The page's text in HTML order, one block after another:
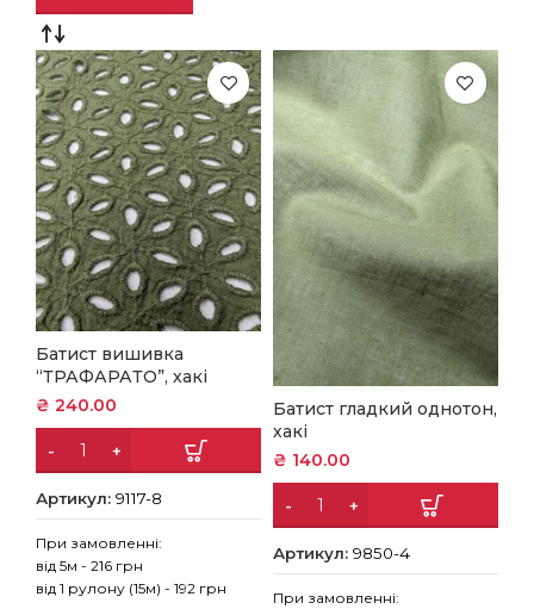
Батист вишивка
“ТРАФАРАТО”, хакі
₴ 240.00
Артикул:9117-8
При замовленні:
від 5м - 216 грн
від 1 рулону (15м) - 192 грн
Батист гладкий однотон,
хакі
₴ 140.00
Артикул: 9850-4
При замовленні: